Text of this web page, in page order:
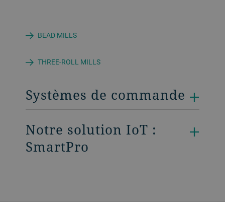
BEAD MILLS
THREE-ROLL MILLS
Systèmes de commande
Notre solution IoT :
SmartPro